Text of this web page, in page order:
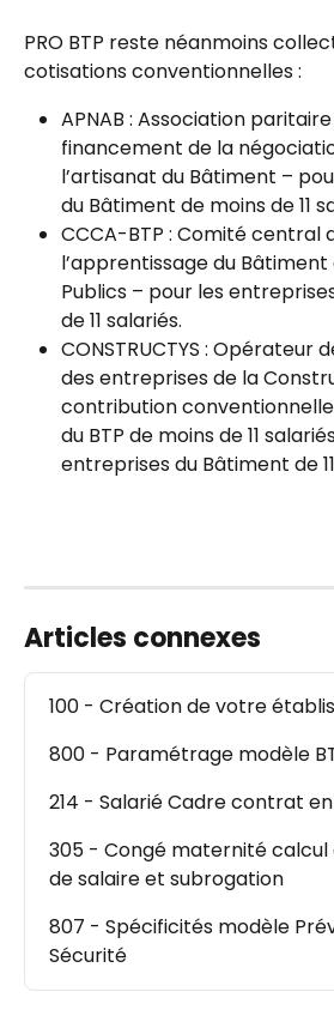
PRO BTP reste néanmoins
cotisations conventionnelles :
APNAB : Association
financement de la
l’artisanat du Bâtiment –
du Bâtiment de moins de 11
CCCA-BTP : Comité central
l’apprentissage du
Publics – pour les
de 11 salariés.
CONSTRUCTYS : Opérateur
des entreprises de la
contribution
du BTP de moins de 11
entreprises du Bâtiment de
Articles connexes
100 - Création de votre
800 - Paramétrage modèle
214 - Salarié Cadre contrat
305 - Congé maternité calcul
de salaire et subrogation
807 - Spécificités modèle
Sécurité